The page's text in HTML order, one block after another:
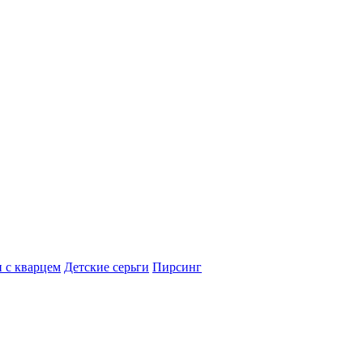
с кварцем Детские серьги Пирсинг